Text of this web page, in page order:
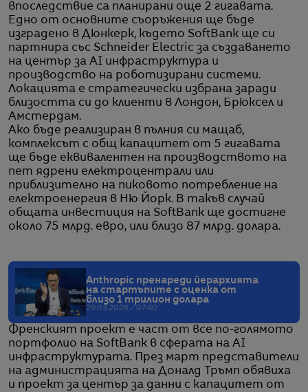
впоследствие са планирани още 2 гигавата.
Едно от основните съоръжения ще бъде
изградено в Дюнкерк, където SoftBank ще си
партнира със Schneider Electric за създаването
на център за AI инфраструктура и
производство на роботизирани системи.
Локацията е стратегически избрана заради
близостта си до клиенти в Лондон, Брюксел и
Амстердам.
Ако бъде реализиран в пълния си мащаб,
комплексът с общ капацитет от 5 гигавата
ще бъде еквивалентен на производството на
пет ядрени електроцентрали или
приблизително на пиковото потребление на
електроенергия в Ню Йорк. В такъв случай
общата инвестиция на SoftBank ще достигне
около 75 млрд. евро, или близо 87 млрд. долара.
Anthropic пренареди йерархията
на стартъпите с оценка от
близо 1 трилион долара
29.05.2026 / 07:40
Френският проект е част от все по-голямото
портфолио на SoftBank в сферата на AI
инфраструктурата. През март представители
на администрацията на Доналд Тръмп обявиха
и проект за център за данни с капацитет от